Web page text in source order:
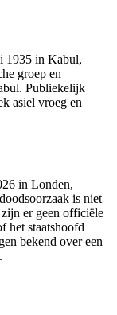
1935 in Kabul,
groep en
Publiekelijk
asiel vroeg en
in Londen,
is niet
er geen officiële
het staatshoofd
bekend over een